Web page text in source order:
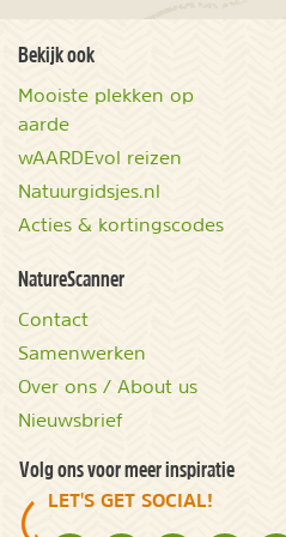
Bekijk ook
Mooiste plekken op
aarde
wAARDEvol reizen
Natuurgidsjes.nl
Acties & kortingscodes
NatureScanner
Contact
Samenwerken
Over ons / About us
Nieuwsbrief
Volg ons voor meer inspiratie
LET'S GET SOCIAL!